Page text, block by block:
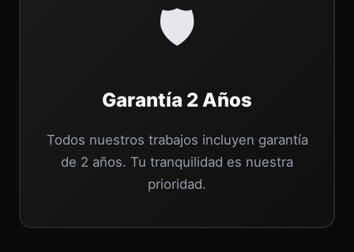
🛡️
Garantía 2 Años
Todos nuestros trabajos incluyen garantía
de 2 años. Tu tranquilidad es nuestra
prioridad.